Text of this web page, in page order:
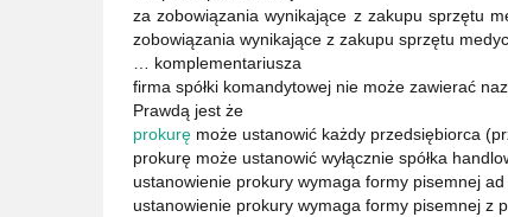
za zobowiązania wynikające z zakupu sprzętu
zobowiązania wynikające z zakupu sprzętu
… komplementariusza
firma spółki komandytowej nie może zawierać
Prawdą jest że
prokurę może ustanowić każdy przedsiębiorca
prokurę może ustanowić wyłącznie spółka
ustanowienie prokury wymaga formy pisemnej
ustanowienie prokury wymaga formy pisemnej z